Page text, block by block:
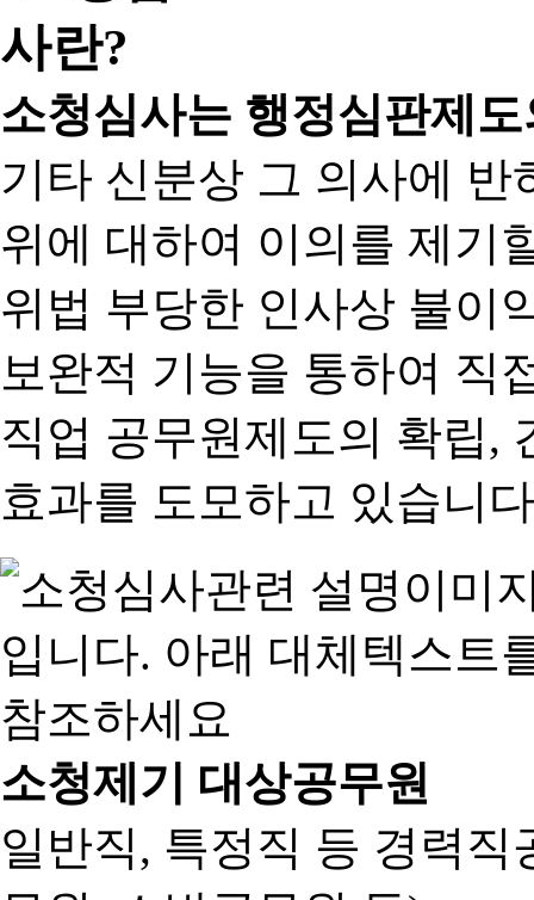
소청심사는 행정심판제
기타 신분상 그 의사에
위에 대하여 이의를 제기
위법 부당한 인사상 불이
보완적 기능을 통하여 직
직업 공무원제도의 확립,
효과를 도모하고 있습니
소청제기 대상공무원
일반직, 특정직 등 경력